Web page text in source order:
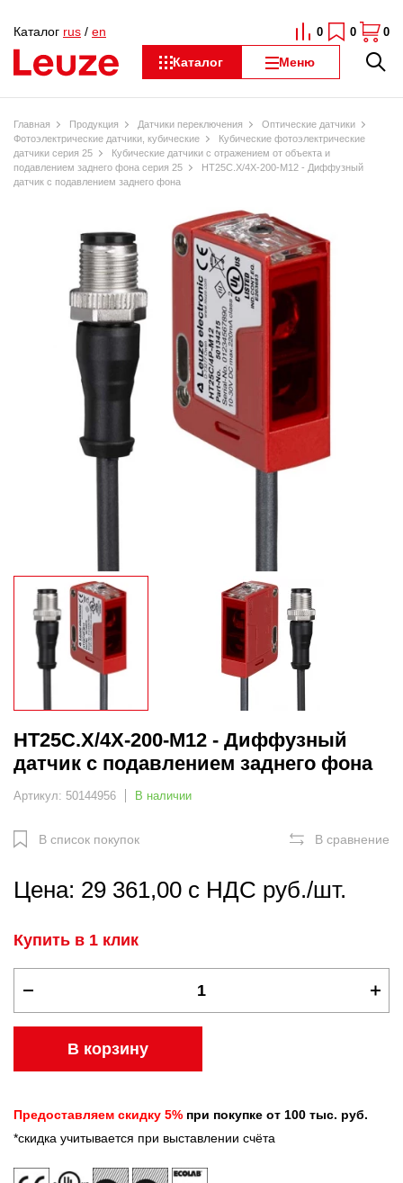
Каталог Меню
Каталог rus / en 0 0 0
Главная Продукция Датчики переключения
Оптические датчики
Фотоэлектрические датчики, кубические
Кубические фотоэлектрические
датчики серия 25
Кубические датчики с отражением от объекта и
подавлением заднего фона серия 25
HT25C.X/4X-200-M12 - Диффузный
датчик с подавлением заднего фона
HT25C.X/4X-200-M12 - Диффузный
датчик с подавлением заднего фона
Артикул: 50144956 В наличии
В список покупок В сравнение
Цена: 29 361,00 с НДС руб./шт.
Купить в 1 клик
В корзину
Предоставляем скидку 5% при покупке от 100 тыс. руб.
*скидка учитывается при выставлении счёта